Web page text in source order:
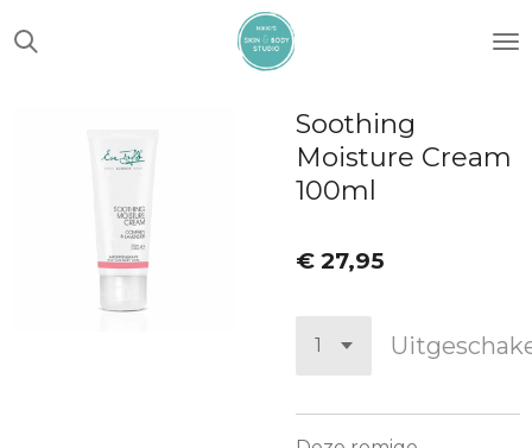
direct
Soothing
Moisture Cream
100ml
€ 27,95